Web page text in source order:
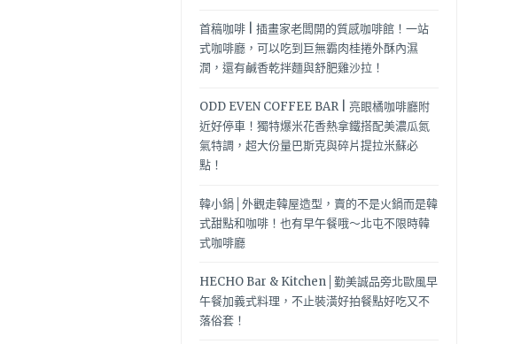
首稿咖啡 | 插畫家老闆開的質感咖啡館！一站
式咖啡廳，可以吃到巨無霸肉桂捲外酥內濕
潤，還有鹹香乾拌麵與舒肥雞沙拉！
ODD EVEN COFFEE BAR | 亮眼橘咖啡廳附
近好停車！獨特爆米花香熱拿鐵搭配美濃瓜氮
氣特調，超大份量巴斯克與碎片提拉米蘇必
點！
韓小鍋│外觀走韓屋造型，賣的不是火鍋而是韓
式甜點和咖啡！也有早午餐哦～北屯不限時韓
式咖啡廳
HECHO Bar & Kitchen│勤美誠品旁北歐風早
午餐加義式料理，不止裝潢好拍餐點好吃又不
落俗套！